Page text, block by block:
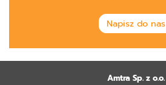
Napisz do nas
Amtra Sp. z o.o.